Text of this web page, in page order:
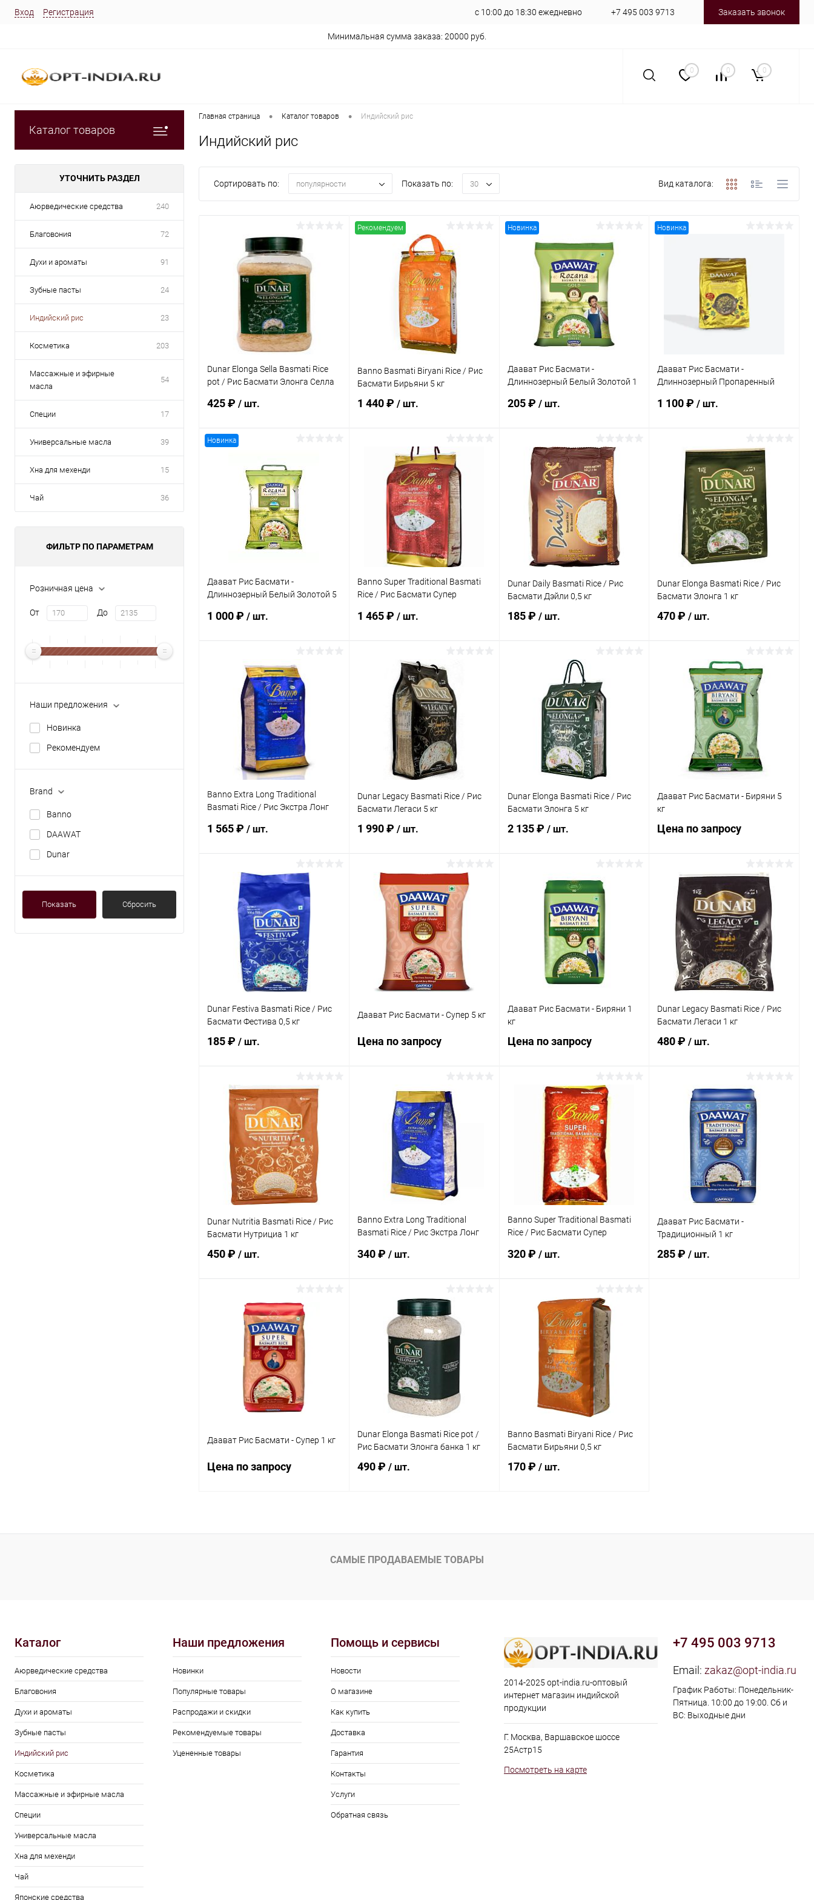
Вход Регистрация с 10:00 до 18:30 ежедневно +7 495 003 9713 Заказать звонок
Минимальная сумма заказа: 20000 руб.
0 0 0
Каталог товаров
УТОЧНИТЬ РАЗДЕЛ
Аюрведические средства 240
Благовония 72
Духи и ароматы 91
Зубные пасты 24
Индийский рис 23
Косметика 203
Массажные и эфирные
масла
54
Специи 17
Универсальные масла 39
Хна для мехенди 15
Чай 36
ФИЛЬТР ПО ПАРАМЕТРАМ
Розничная цена
От До
Наши предложения
Новинка
Рекомендуем
Brand
Banno
DAAWAT
Dunar
Показать Сбросить
Главная страница • Каталог товаров • Индийский рис
Индийский рис
Сортировать по: популярности Показать по: 30 Вид каталога:
Dunar Elonga Sella Basmati Rice
pot / Рис Басмати Элонга Селла
425 ₽ / шт.
Купить в 1 клик Сравнение
В избранное Под заказ
Рекомендуем
Banno Basmati Biryani Rice / Рис
Басмати Бирьяни 5 кг
1 440 ₽ / шт.
В корзину
Купить в 1 клик Сравнение
В избранное Под заказ
Новинка
Даават Рис Басмати -
Длиннозерный Белый Золотой 1
205 ₽ / шт.
В корзину
Купить в 1 клик Сравнение
В избранное Под заказ
Новинка
Даават Рис Басмати -
Длиннозерный Пропаренный
1 100 ₽/ шт.
В корзину
Купить в 1 клик Сравнение
В избранное Под заказ
Новинка
Даават Рис Басмати -
Длиннозерный Белый Золотой 5
1 000 ₽ / шт.
В корзину
Купить в 1 клик Сравнение
В избранное Под заказ
Banno Super Traditional Basmati
Rice / Рис Басмати Супер
1 465 ₽ / шт.
В корзину
Купить в 1 клик Сравнение
В избранное Под заказ
Dunar Daily Basmati Rice / Рис
Басмати Дэйли 0,5 кг
185 ₽ / шт.
В корзину
Купить в 1 клик Сравнение
В избранное Под заказ
Dunar Elonga Basmati Rice / Рис
Басмати Элонга 1 кг
470 ₽/ шт.
В корзину
Купить в 1 клик Сравнение
В избранное Под заказ
Banno Extra Long Traditional
Basmati Rice / Рис Экстра Лонг
1 565 ₽ / шт.
В корзину
Купить в 1 клик Сравнение
В избранное Под заказ
Dunar Legacy Basmati Rice / Рис
Басмати Легаси 5 кг
1 990 ₽ / шт.
Купить в 1 клик Сравнение
В избранное Под заказ
Dunar Elonga Basmati Rice / Рис
Басмати Элонга 5 кг
2 135 ₽ / шт.
В корзину
Купить в 1 клик Сравнение
В избранное Под заказ
Даават Рис Басмати - Биряни 5
кг
Цена по запросу
Запросить цену
Купить в 1 клик Сравнение
В избранное Недоступно
Dunar Festiva Basmati Rice / Рис
Басмати Фестива 0,5 кг
185 ₽ / шт.
В корзину
Купить в 1 клик Сравнение
В избранное Под заказ
Даават Рис Басмати - Супер 5 кг
Цена по запросу
Запросить цену
Купить в 1 клик Сравнение
В избранное Недоступно
Даават Рис Басмати - Биряни 1
кг
Цена по запросу
Запросить цену
Купить в 1 клик Сравнение
В избранное Недоступно
Dunar Legacy Basmati Rice / Рис
Басмати Легаси 1 кг
480 ₽/ шт.
В корзину
Купить в 1 клик Сравнение
В избранное Под заказ
Dunar Nutritia Basmati Rice / Рис
Басмати Нутрициа 1 кг
450 ₽ / шт.
В корзину
Купить в 1 клик Сравнение
В избранное
Banno Extra Long Traditional
Basmati Rice / Рис Экстра Лонг
340 ₽ / шт.
В корзину
Купить в 1 клик Сравнение
В избранное
Banno Super Traditional Basmati
Rice / Рис Басмати Супер
320 ₽ / шт.
В корзину
Купить в 1 клик Сравнение
В избранное Под заказ
Даават Рис Басмати -
Традиционный 1 кг
285 ₽/ шт.
Даават Рис Басмати - Супер 1 кг
Цена по запросу
Dunar Elonga Basmati Rice pot /
Рис Басмати Элонга банка 1 кг
490 ₽ / шт.
Banno Basmati Biryani Rice / Рис
Басмати Бирьяни 0,5 кг
170 ₽ / шт.
САМЫЕ ПРОДАВАЕМЫЕ ТОВАРЫ
Каталог
Аюрведические средства
Благовония
Духи и ароматы
Зубные пасты
Индийский рис
Косметика
Массажные и эфирные масла
Специи
Универсальные масла
Хна для мехенди
Чай
Японские средства
Наши предложения
Новинки
Популярные товары
Распродажи и скидки
Рекомендуемые товары
Уцененные товары
Помощь и сервисы
Новости
О магазине
Как купить
Доставка
Гарантия
Контакты
Услуги
Обратная связь
2014-2025 opt-india.ru-оптовый
интернет магазин индийской
продукции
Г. Москва, Варшавское шоссе
25Астр15
Посмотреть на карте
+7 495 003 9713
Email: zakaz@opt-india.ru
График Работы: Понедельник-
Пятница. 10:00 до 19:00. Сб и
ВС: Выходные дни